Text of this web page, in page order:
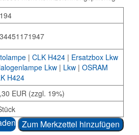
| CLK H424 | Ersatzbox Lkw
Lkw | Lkw | OSRAM
H424
EUR (zzgl. 19%)
Zum Merkzettel hinzufügen